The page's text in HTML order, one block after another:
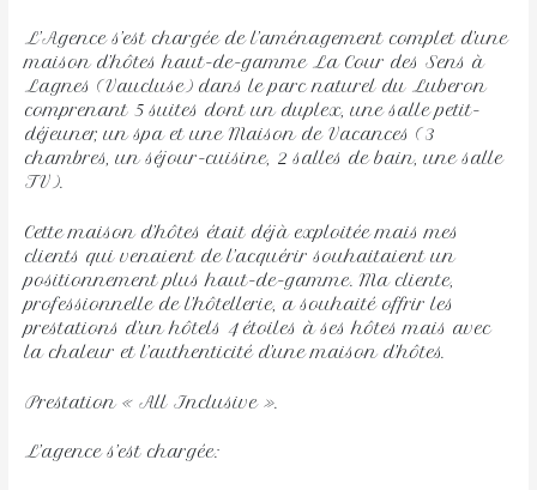
L’Agence s’est chargée de l’aménagement complet d’une
maison d’hôtes haut-de-gamme La Cour des Sens à
Lagnes (Vaucluse) dans le parc naturel du Luberon
comprenant 5 suites dont un duplex, une salle petit-
déjeuner, un spa et une Maison de Vacances (3
chambres, un séjour-cuisine, 2 salles de bain, une salle
TV).
Cette maison d’hôtes était déjà exploitée mais mes
clients qui venaient de l’acquérir souhaitaient un
positionnement plus haut-de-gamme. Ma cliente,
professionnelle de l’hôtellerie, a souhaité offrir les
prestations d’un hôtels 4 étoiles à ses hôtes mais avec
la chaleur et l’authenticité d’une maison d’hôtes.
Prestation « All Inclusive ».
L’agence s’est chargée: